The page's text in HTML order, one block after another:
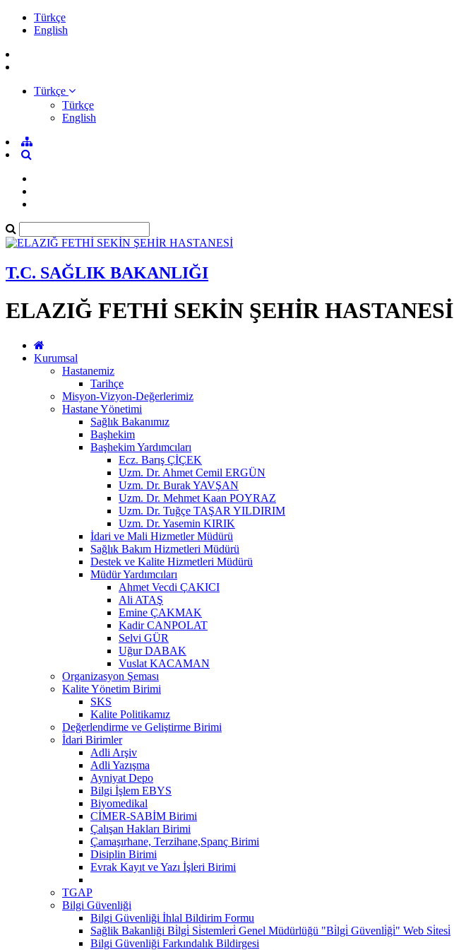
Türkçe
English
Türkçe
Türkçe
English
T.C. SAĞLIK BAKANLIĞI
ELAZIĞ FETHİ SEKİN ŞEHİR HASTANESİ
Kurumsal
Hastanemiz
Tarihçe
Misyon-Vizyon-Değerlerimiz
Hastane Yönetimi
Sağlık Bakanımız
Başhekim
Başhekim Yardımcıları
Ecz. Barış ÇİÇEK
Uzm. Dr. Ahmet Cemil ERGÜN
Uzm. Dr. Burak YAVŞAN
Uzm. Dr. Mehmet Kaan POYRAZ
Uzm. Dr. Tuğçe TAŞAR YILDIRIM
Uzm. Dr. Yasemin KIRIK
İdari ve Mali Hizmetler Müdürü
Sağlık Bakım Hizmetleri Müdürü
Destek ve Kalite Hizmetleri Müdürü
Müdür Yardımcıları
Ahmet Vecdi ÇAKICI
Ali ATAŞ
Emine ÇAKMAK
Kadir CANPOLAT
Selvi GÜR
Uğur DABAK
Vuslat KACAMAN
Organizasyon Şeması
Kalite Yönetim Birimi
SKS
Kalite Politikamız
Değerlendirme ve Geliştirme Birimi
İdari Birimler
Adli Arşiv
Adli Yazışma
Ayniyat Depo
Bilgi İşlem EBYS
Biyomedikal
CİMER-SABİM Birimi
Çalışan Hakları Birimi
Çamaşırhane, Terzihane,Spanç Birimi
Disiplin Birimi
Evrak Kayıt ve Yazı İşleri Birimi
TGAP
Bilgi Güvenliği
Bilgi Güvenliği İhlal Bildirim Formu
Sağlik Bakanliği Bi̇lgi̇ Si̇stemleri̇ Genel Müdürlüğü "Bi̇lgi̇ Güvenli̇ği̇" Web Si̇tesi̇
Bilgi Güvenliği Farkındalık Bildirgesi